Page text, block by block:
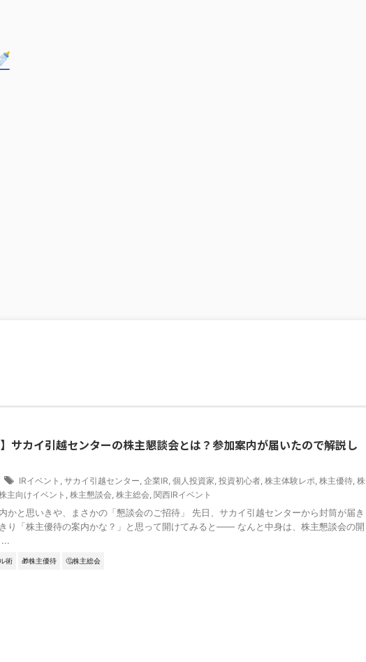
】サカイ引越センターの株主懇談会とは？参加案内が届いたので解説し
IRイベント サカイ引越センター 企業IR 個人投資家 投資初心者 株主体験レポ 株主優待 株
主向けイベント 株主懇談会 株主総会 関西IRイベント
かと思いきや、まさかの「懇談会のご招待」 先日、サカイ引越センターから封筒が届き
り「株主優待の案内かな？」と思って開けてみると—— なんと中身は、株主懇談会の開
術 🎁株主優待 🤔株主総会